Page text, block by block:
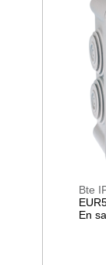
Bte
En